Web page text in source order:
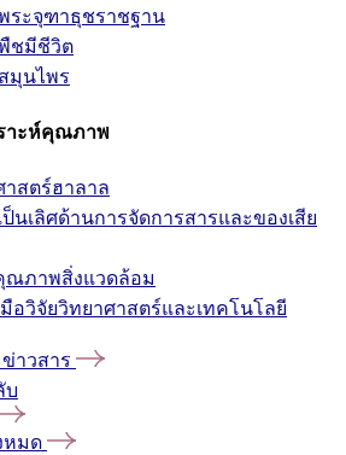
ะจุฑาธุชราชฐาน
ชมีชีวิต
นไพร
าะห์คุณภาพ
สตร์ฮาลาล
นเลิศด้านการจัดการสารและของเสีย
ณภาพสิ่งแวดล้อม
อวิจัยวิทยาศาสตร์และเทคโนโลยี
าวสาร
บ
หมด